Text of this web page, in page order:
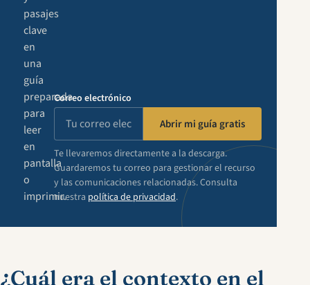
pasajes
clave
en
una
guía
preparada
para
leer
en
pantalla
o
imprimir.
Correo electrónico
Abrir mi guía gratis
Te llevaremos directamente a la descarga.
Guardaremos tu correo para gestionar el recurso
y las comunicaciones relacionadas. Consulta
nuestra política de privacidad.
¿Cuál era el contexto en el